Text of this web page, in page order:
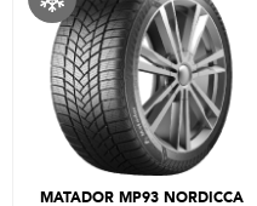
MATADOR MP93 NORDICCA